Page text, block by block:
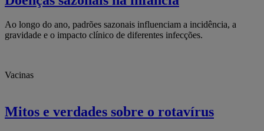
Ao longo do ano, padrões sazonais influenciam a incidência, a
gravidade e o impacto clínico de diferentes infecções.
Vacinas
Mitos e verdades sobre o rotavírus